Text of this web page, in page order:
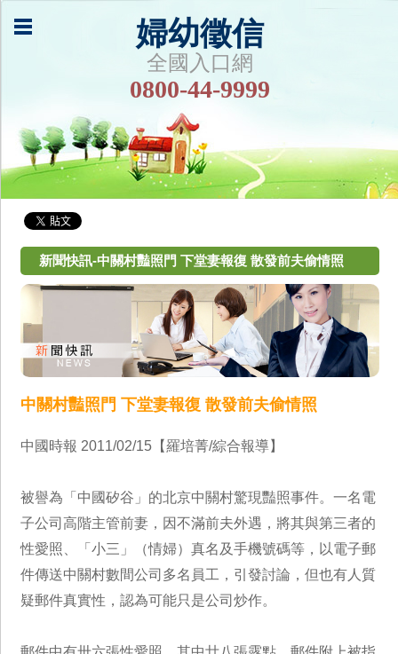
婦幼徵信
全國入口網
0800-44-9999
新聞快訊-中關村豔照門 下堂妻報復 散發前夫偷情照
中關村豔照門 下堂妻報復 散發前夫偷情照
中國時報 2011/02/15【羅培菁/綜合報導】
被譽為「中國矽谷」的北京中關村驚現豔照事件。一名電
子公司高階主管前妻，因不滿前夫外遇，將其與第三者的
性愛照、「小三」（情婦）真名及手機號碼等，以電子郵
件傳送中關村數間公司多名員工，引發討論，但也有人質
疑郵件真實性，認為可能只是公司炒作。